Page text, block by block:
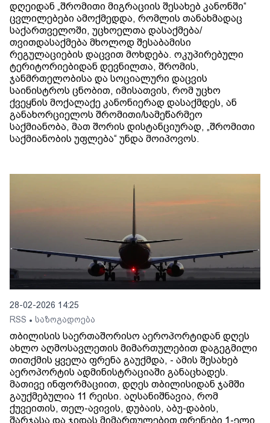
დღეიდან „შრომითი მიგრაციის შესახებ კანონში“
ცვლილებები ამოქმედდა, რომლის თანახმადაც
საქართველოში, უცხოელთა დასაქმება/
თვითდასაქმება მხოლოდ შესაბამისი
რეგულაციების დაცვით მოხდება. ოკუპირებული
ტერიტორიებიდან დევნილთა, შრომის,
ჯანმრთელობისა და სოციალური დაცვის
საინისტროს ცნობით, იმისათვის, რომ უცხო
ქვეყნის მოქალაქე კანონიერად დასაქმდეს, ან
განახორციელოს შრომითი/სამეწარმეო
საქმიანობა, მათ შორის დისტანციურად, „შრომითი
საქმიანობის უფლება“ უნდა მოიპოვოს.
28-02-2026 14:25
RSS • საზოგადოება
თბილისის საერთაშორისო აეროპორტიდან დღეს
ახლო აღმოსავლეთის მიმართულებით დაგეგმილი
თითქმის ყველა ფრენა გაუქმდა, - ამის შესახებ
აეროპორტის ადმინისტრაციაში განაცხადეს.
მათივე ინფორმაციით, დღეს თბილისიდან ჯამში
გაუქმებულია 11 რეისი. აღსანიშნავია, რომ
ქუვეითის, თელ-ავივის, დუბაის, აბუ-დაბის,
შარჯასა და ჯიდას მიმართულებით ფრენები 1-ელი